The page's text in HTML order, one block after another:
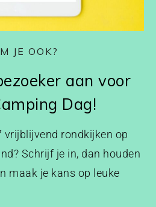
JE OOK?
aan voor
Dag!
vrijblijvend rondkijken op
Schrijf je in, dan houden
maak je kans op leuke